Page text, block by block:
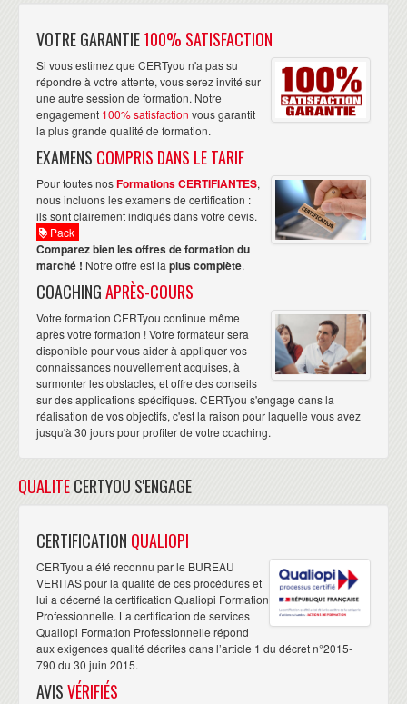
VOTRE GARANTIE100% SATISFACTION
Si vous estimez que CERTyou n'a pas su
répondre à votre attente, vous serez invité sur
une autre session de formation. Notre
engagement 100% satisfaction vous garantit
la plus grande qualité de formation.
EXAMENS COMPRIS DANS LE TARIF
Pour toutes nosFormations CERTIFIANTES,
nous incluons les examens de certification :
ils sont clairement indiqués dans votre devis.
Pack
Comparez bien les offres de formation du
marché ! Notre offre est la plus complète.
COACHINGAPRÈS-COURS
Votre formation CERTyou continue même
après votre formation ! Votre formateur sera
disponible pour vous aider à appliquer vos
connaissances nouvellement acquises, à
surmonter les obstacles, et offre des conseils
sur des applications spécifiques. CERTyou s'engage dans la
réalisation de vos objectifs, c'est la raison pour laquelle vous avez
jusqu'à 30 jours pour profiter de votre coaching.
QUALITECERTYOU S'ENGAGE
CERTIFICATION QUALIOPI
CERTyou a été reconnu par le BUREAU
VERITAS pour la qualité de ces procédures et
lui a décerné la certification Qualiopi Formation
Professionnelle. La certification de services
Qualiopi Formation Professionnelle répond
aux exigences qualité décrites dans l’article 1 du décret n°2015-
790 du 30 juin 2015.
AVISVÉRIFIÉS